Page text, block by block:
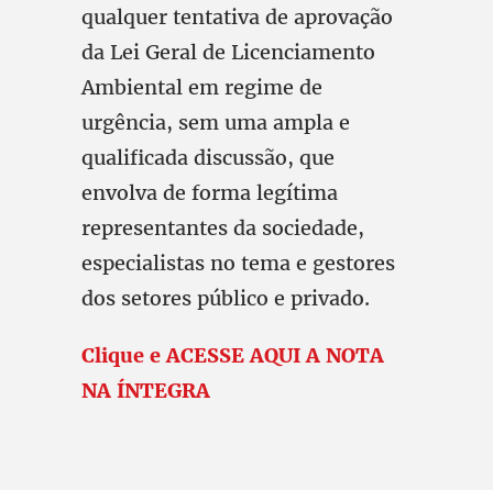
qualquer tentativa de aprovação
da Lei Geral de Licenciamento
Ambiental em regime de
urgência, sem uma ampla e
qualificada discussão, que
envolva de forma legítima
representantes da sociedade,
especialistas no tema e gestores
dos setores público e privado.
Clique e ACESSE AQUI A NOTA
NA ÍNTEGRA